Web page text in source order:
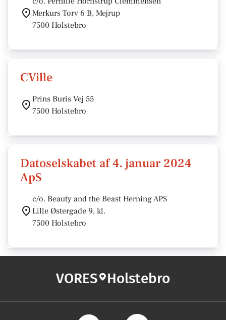
Merkurs Torv 6 B, Mejrup
7500 Holstebro
CVille
Prins Buris Vej 55
7500 Holstebro
Datoselskabet af 4. januar 2024
ApS
c/o. Beauty and the Beast Herning APS
Lille Østergade 9, kl.
7500 Holstebro
VORES Holstebro